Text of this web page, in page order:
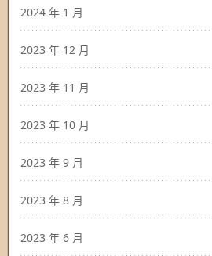
2024 年 1 月
2023 年 12 月
2023 年 11 月
2023 年 10 月
2023 年 9 月
2023 年 8 月
2023 年 6 月